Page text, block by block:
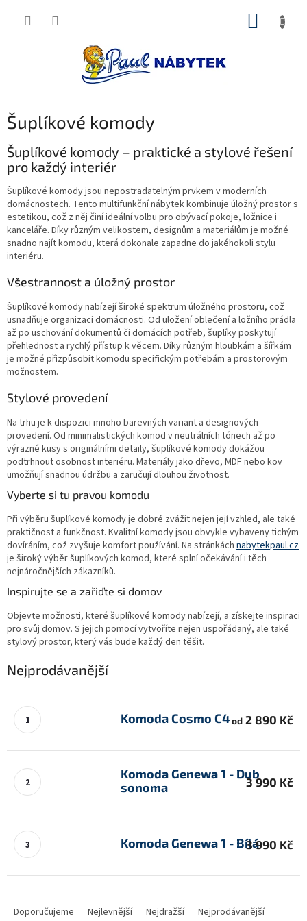
Šuplíkové komody
Šuplíkové komody – praktické a stylové řešení
pro každý interiér
Šuplíkové komody jsou nepostradatelným prvkem v moderních
domácnostech. Tento multifunkční nábytek kombinuje úložný prostor s
estetikou, což z něj činí ideální volbu pro obývací pokoje, ložnice i
kanceláře. Díky různým velikostem, designům a materiálům je možné
snadno najít komodu, která dokonale zapadne do jakéhokoli stylu
interiéru.
Všestrannost a úložný prostor
Šuplíkové komody nabízejí široké spektrum úložného prostoru, což
usnadňuje organizaci domácnosti. Od uložení oblečení a ložního prádla
až po uschování dokumentů či domácích potřeb, šuplíky poskytují
přehlednost a rychlý přístup k věcem. Díky různým hloubkám a šířkám
je možné přizpůsobit komodu specifickým potřebám a prostorovým
možnostem.
Stylové provedení
Na trhu je k dispozici mnoho barevných variant a designových
provedení. Od minimalistických komod v neutrálních tónech až po
výrazné kusy s originálními detaily, šuplíkové komody dokážou
podtrhnout osobnost interiéru. Materiály jako dřevo, MDF nebo kov
umožňují snadnou údržbu a zaručují dlouhou životnost.
Vyberte si tu pravou komodu
Při výběru šuplíkové komody je dobré zvážit nejen její vzhled, ale také
praktičnost a funkčnost. Kvalitní komody jsou obvykle vybaveny tichým
dovíráním, což zvyšuje komfort používání. Na stránkách nabytekpaul.cz
je široký výběr šuplíkových komod, které splní očekávání i těch
nejnáročnějších zákazníků.
Inspirujte se a zařiďte si domov
Objevte možnosti, které šuplíkové komody nabízejí, a získejte inspiraci
pro svůj domov. S jejich pomocí vytvoříte nejen uspořádaný, ale také
stylový prostor, který vás bude každý den těšit.
Nejprodávanější
Komoda Cosmo C4od 2 890 Kč
Komoda Genewa 1 - Dub
sonoma
3 990 Kč
Komoda Genewa 1 - Bílá3 990 Kč
Doporučujeme Nejlevnější Nejdražší
Nejprodávanější